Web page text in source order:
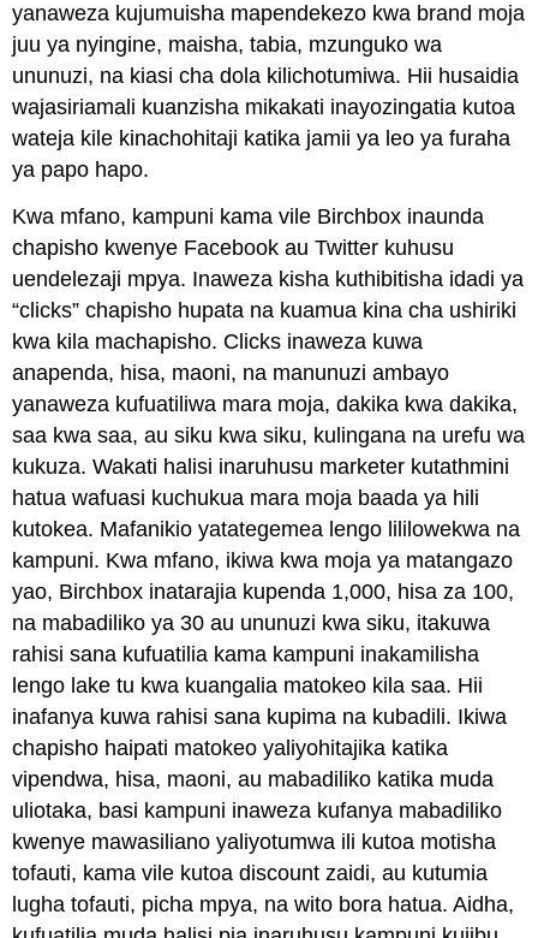
yanaweza kujumuisha mapendekezo kwa brand moja
juu ya nyingine, maisha, tabia, mzunguko wa
ununuzi, na kiasi cha dola kilichotumiwa. Hii husaidia
wajasiriamali kuanzisha mikakati inayozingatia kutoa
wateja kile kinachohitaji katika jamii ya leo ya furaha
ya papo hapo.
Kwa mfano, kampuni kama vile Birchbox inaunda
chapisho kwenye Facebook au Twitter kuhusu
uendelezaji mpya. Inaweza kisha kuthibitisha idadi ya
“clicks” chapisho hupata na kuamua kina cha ushiriki
kwa kila machapisho. Clicks inaweza kuwa
anapenda, hisa, maoni, na manunuzi ambayo
yanaweza kufuatiliwa mara moja, dakika kwa dakika,
saa kwa saa, au siku kwa siku, kulingana na urefu wa
kukuza. Wakati halisi inaruhusu marketer kutathmini
hatua wafuasi kuchukua mara moja baada ya hili
kutokea. Mafanikio yatategemea lengo lililowekwa na
kampuni. Kwa mfano, ikiwa kwa moja ya matangazo
yao, Birchbox inatarajia kupenda 1,000, hisa za 100,
na mabadiliko ya 30 au ununuzi kwa siku, itakuwa
rahisi sana kufuatilia kama kampuni inakamilisha
lengo lake tu kwa kuangalia matokeo kila saa. Hii
inafanya kuwa rahisi sana kupima na kubadili. Ikiwa
chapisho haipati matokeo yaliyohitajika katika
vipendwa, hisa, maoni, au mabadiliko katika muda
uliotaka, basi kampuni inaweza kufanya mabadiliko
kwenye mawasiliano yaliyotumwa ili kutoa motisha
tofauti, kama vile kutoa discount zaidi, au kutumia
lugha tofauti, picha mpya, na wito bora hatua. Aidha,